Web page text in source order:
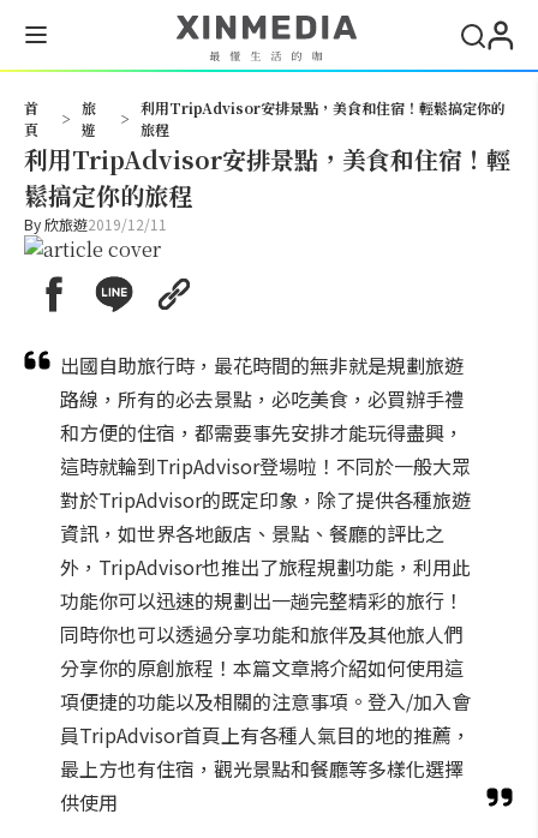
首
頁
>
旅
遊
>
利用TripAdvisor安排景點，美食和住宿！輕鬆搞定你的
旅程
利用TripAdvisor安排景點，美食和住宿！輕
鬆搞定你的旅程
By欣旅遊2019/12/11
出國自助旅行時，最花時間的無非就是規劃旅遊
路線，所有的必去景點，必吃美食，必買辦手禮
和方便的住宿，都需要事先安排才能玩得盡興，
這時就輪到TripAdvisor登場啦！不同於一般大眾
對於TripAdvisor的既定印象，除了提供各種旅遊
資訊，如世界各地飯店、景點、餐廳的評比之
外，TripAdvisor也推出了旅程規劃功能，利用此
功能你可以迅速的規劃出一趟完整精彩的旅行！
同時你也可以透過分享功能和旅伴及其他旅人們
分享你的原創旅程！本篇文章將介紹如何使用這
項便捷的功能以及相關的注意事項。登入/加入會
員TripAdvisor首頁上有各種人氣目的地的推薦，
最上方也有住宿，觀光景點和餐廳等多樣化選擇
供使用